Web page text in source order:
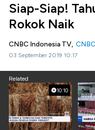
Siap-Siap!
Rokok Naik
CNBC Indonesia TV,
03 September 2019 10:17
Related
10:10